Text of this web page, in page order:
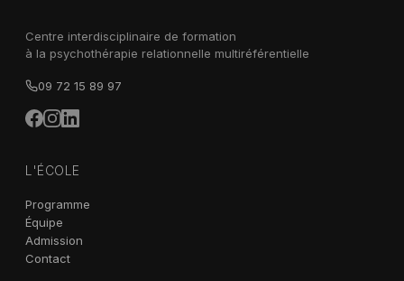
Centre interdisciplinaire de formation
à la psychothérapie relationnelle multiréférentielle
09 72 15 89 97
L'ÉCOLE
Programme
Équipe
Admission
Contact